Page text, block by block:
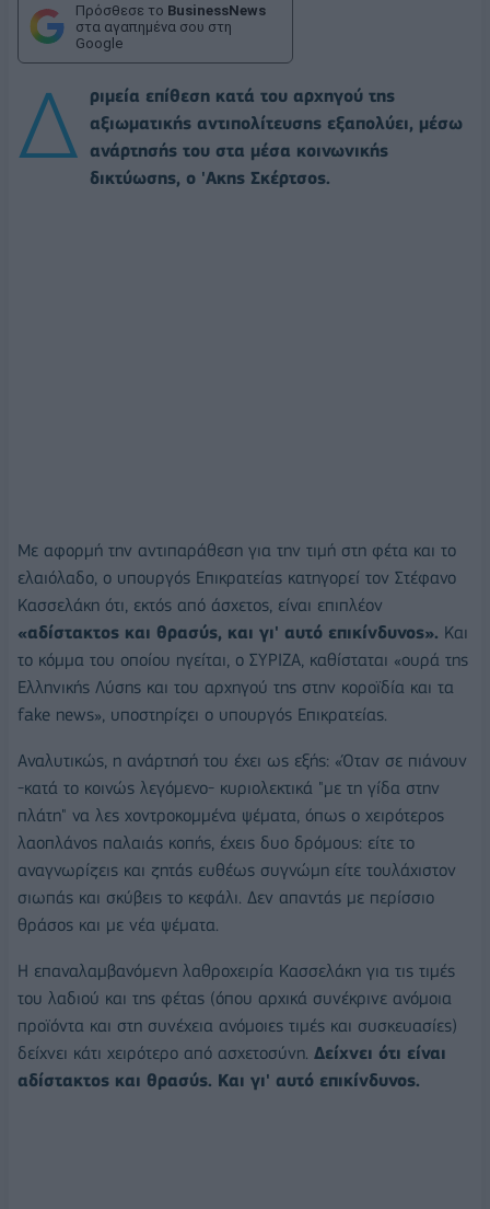
Πρόσθεσε το BusinessNews
στα αγαπημένα σου στη
Google
Δ
ριμεία επίθεση κατά του αρχηγού της
αξιωματικής αντιπολίτευσης εξαπολύει, μέσω
ανάρτησής του στα μέσα κοινωνικής
δικτύωσης, ο 'Ακης Σκέρτσος.
Με αφορμή την αντιπαράθεση για την τιμή στη φέτα και το
ελαιόλαδο, ο υπουργός Επικρατείας κατηγορεί τον Στέφανο
Κασσελάκη ότι, εκτός από άσχετος, είναι επιπλέον
«αδίστακτος και θρασύς, και γι' αυτό επικίνδυνος». Και
το κόμμα του οποίου ηγείται, ο ΣΥΡΙΖΑ, καθίσταται «ουρά της
Ελληνικής Λύσης και του αρχηγού της στην κοροϊδία και τα
fake news», υποστηρίζει ο υπουργός Επικρατείας.
Αναλυτικώς, η ανάρτησή του έχει ως εξής: «Όταν σε πιάνουν
-κατά το κοινώς λεγόμενο- κυριολεκτικά "με τη γίδα στην
πλάτη" να λες χοντροκομμένα ψέματα, όπως ο χειρότερος
λαοπλάνος παλαιάς κοπής, έχεις δυο δρόμους: είτε το
αναγνωρίζεις και ζητάς ευθέως συγνώμη είτε τουλάχιστον
σιωπάς και σκύβεις το κεφάλι. Δεν απαντάς με περίσσιο
θράσος και με νέα ψέματα.
Η επαναλαμβανόμενη λαθροχειρία Κασσελάκη για τις τιμές
του λαδιού και της φέτας (όπου αρχικά συνέκρινε ανόμοια
προϊόντα και στη συνέχεια ανόμοιες τιμές και συσκευασίες)
δείχνει κάτι χειρότερο από ασχετοσύνη. Δείχνει ότι είναι
αδίστακτος και θρασύς. Και γι' αυτό επικίνδυνος.